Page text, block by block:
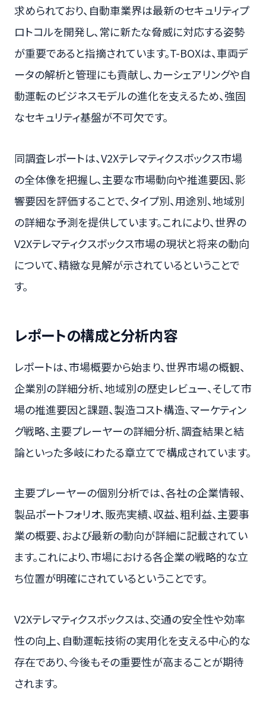
求められており、自動車業界は最新のセキュリティプ
ロトコルを開発し、常に新たな脅威に対応する姿勢
が重要であると指摘されています。T-BOXは、車両デ
ータの解析と管理にも貢献し、カーシェアリングや自
動運転のビジネスモデルの進化を支えるため、強固
なセキュリティ基盤が不可欠です。
同調査レポートは、V2Xテレマティクスボックス市場
の全体像を把握し、主要な市場動向や推進要因、影
響要因を評価することで、タイプ別、用途別、地域別
の詳細な予測を提供しています。これにより、世界の
V2Xテレマティクスボックス市場の現状と将来の動向
について、精緻な見解が示されているということで
す。
レポートの構成と分析内容
レポートは、市場概要から始まり、世界市場の概観、
企業別の詳細分析、地域別の歴史レビュー、そして市
場の推進要因と課題、製造コスト構造、マーケティン
グ戦略、主要プレーヤーの詳細分析、調査結果と結
論といった多岐にわたる章立てで構成されています。
主要プレーヤーの個別分析では、各社の企業情報、
製品ポートフォリオ、販売実績、収益、粗利益、主要事
業の概要、および最新の動向が詳細に記載されてい
ます。これにより、市場における各企業の戦略的な立
ち位置が明確にされているということです。
V2Xテレマティクスボックスは、交通の安全性や効率
性の向上、自動運転技術の実用化を支える中心的な
存在であり、今後もその重要性が高まることが期待
されます。